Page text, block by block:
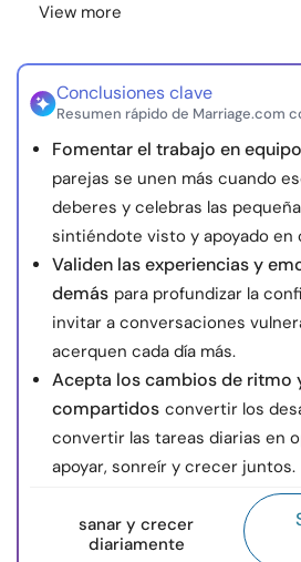
nosotros
© Copyright 2026. Todos los
View more
Conclusiones clave
Resumen rápido de Marriage.com
Fomentar el trabajo en
parejas se unen más cuando
deberes y celebras las
sintiéndote visto y apoyado en
Validen las experiencias y
demás para profundizar la
invitar a conversaciones
acerquen cada día más.
Acepta los cambios de ritmo
compartidos convertir los
convertir las tareas diarias en
apoyar, sonreír y crecer juntos.
sanar y crecer
diariamente